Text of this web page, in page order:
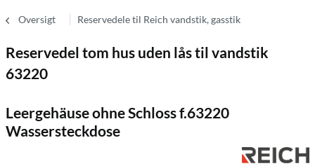
Oversigt Reservedele til Reich vandstik, gasstik
Reservedel tom hus uden lås til vandstik
63220
Leergehäuse ohne Schloss f.63220
Wassersteckdose